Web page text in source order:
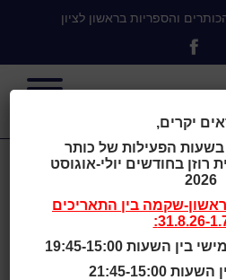
והספריות בראשון לציון
שני
24/3/25 החל
יקרים,
בשעות הפעילות של כותר
רוזן בחודשים יולי-אוגוסט
2026
ראשון-שקמה בין התאריכים
31.8.26-
השעות 19:45-15:00
21:45-15:00